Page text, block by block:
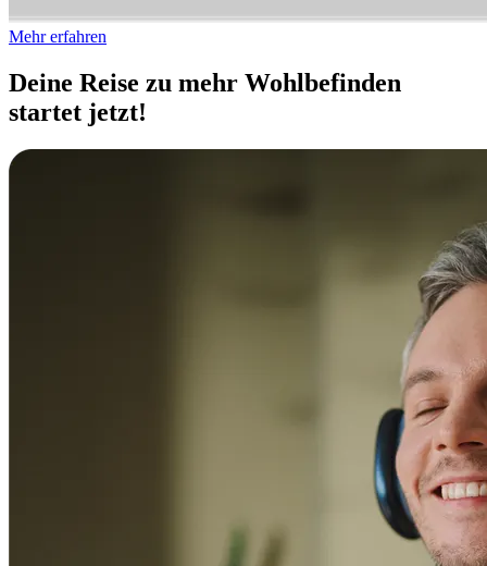
Mehr erfahren
Deine Reise zu mehr Wohlbefinden
startet jetzt!